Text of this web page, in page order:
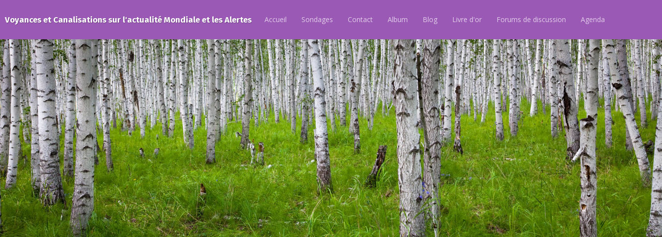
Voyances et Canalisations sur l'actualité Mondiale et les Alertes Accueil Sondages Contact Album Blog Livre d'or Forums de discussion Agenda